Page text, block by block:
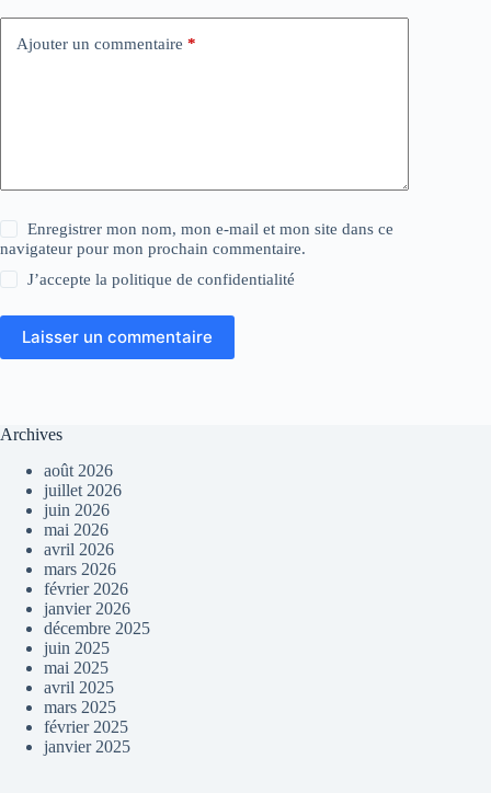
Ajouter un commentaire *
Enregistrer mon nom, mon e-mail et mon site dans ce
navigateur pour mon prochain commentaire.
J’accepte lapolitique de confidentialité
Laisser un commentaire
Archives
août 2026
juillet 2026
juin 2026
mai 2026
avril 2026
mars 2026
février 2026
janvier 2026
décembre 2025
juin 2025
mai 2025
avril 2025
mars 2025
février 2025
janvier 2025